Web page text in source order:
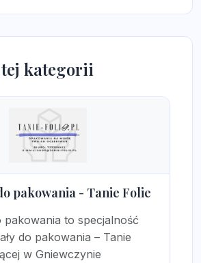
kategorii
pakowania - Tanie Folie
pakowania to specjalność
do pakowania – Tanie
w Gniewczynie